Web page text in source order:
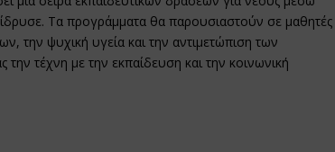
Τα προγράμματα θα παρουσιαστούν σε μαθητές
την ψυχική υγεία και την αντιμετώπιση των
τέχνη με την εκπαίδευση και την κοινωνική